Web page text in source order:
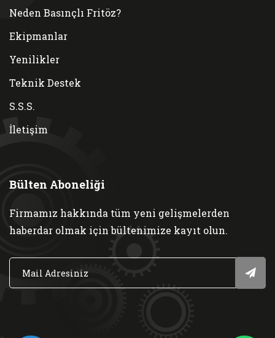
Neden Basınçlı Fritöz?
Ekipmanlar
Yenilikler
Teknik Destek
S.S.S.
İletişim
Bülten Aboneliği
Firmamız hakkında tüm yeni gelişmelerden
haberdar olmak için bültenimize kayıt olun.